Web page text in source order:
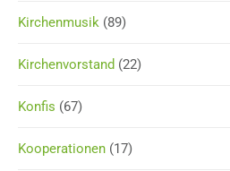
Kirchenmusik (89)
Kirchenvorstand (22)
Konfis (67)
Kooperationen (17)